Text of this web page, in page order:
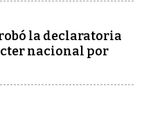
la declaratoria
nacional por